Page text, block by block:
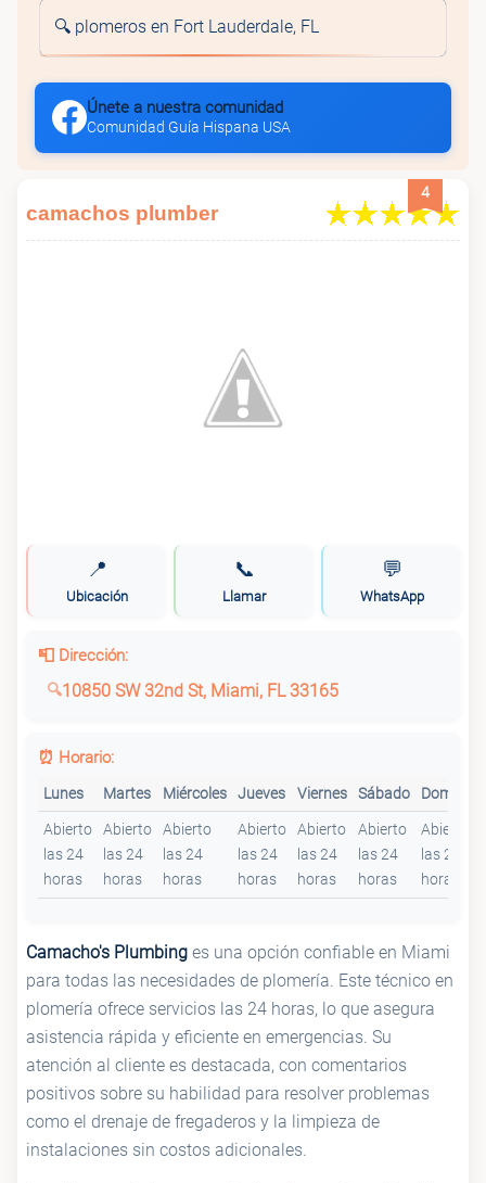
🔍 plomeros en Fort Lauderdale, FL
Únete a nuestra comunidad
Comunidad Guía Hispana USA
4
camachos plumber
📍
Ubicación
📞
Llamar
💬
WhatsApp
📮 Dirección:
10850 SW 32nd St, Miami, FL 33165
⏰ Horario:
Lunes Martes Miércoles Jueves Viernes Sábado Domingo
Abierto
las 24
horas
Abierto
las 24
horas
Abierto
las 24
horas
Abierto
las 24
horas
Abierto
las 24
horas
Abierto
las 24
horas
Abierto
las 24
horas
Camacho's Plumbing es una opción confiable en Miami
para todas las necesidades de plomería. Este técnico en
plomería ofrece servicios las 24 horas, lo que asegura
asistencia rápida y eficiente en emergencias. Su
atención al cliente es destacada, con comentarios
positivos sobre su habilidad para resolver problemas
como el drenaje de fregaderos y la limpieza de
instalaciones sin costos adicionales.